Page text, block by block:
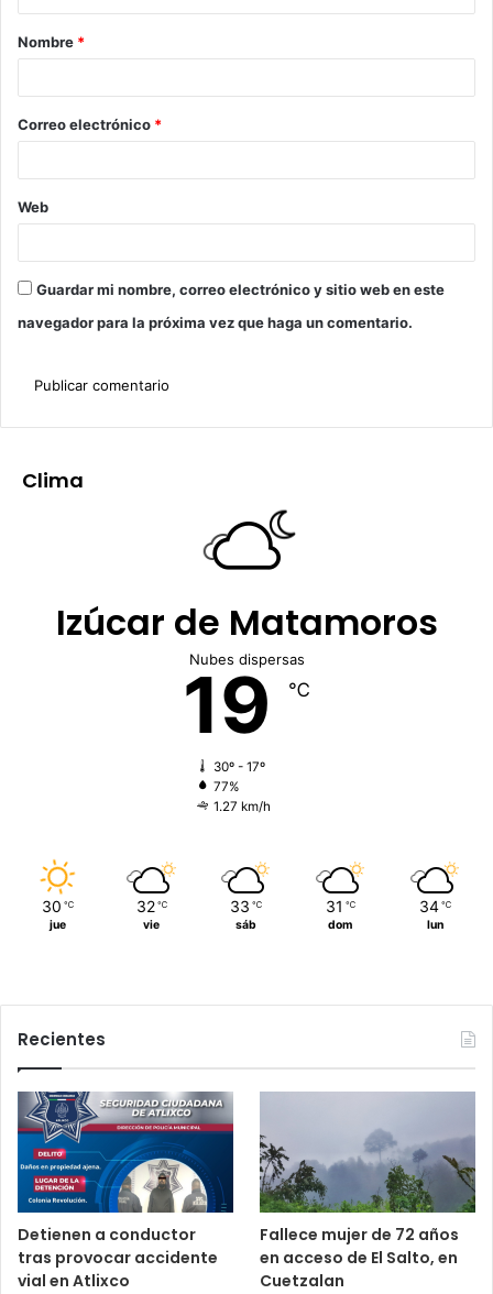
Nombre *
Correo electrónico *
Web
Guardar mi nombre, correo electrónico y sitio web en este
navegador para la próxima vez que haga un comentario.
Clima
Izúcar de Matamoros
Nubes dispersas
19 ℃
30º - 17º
77%
1.27 km/h
30 ℃
jue
32 ℃
vie
33 ℃
sáb
31 ℃
dom
34 ℃
lun
Recientes
Detienen a conductor
tras provocar accidente
vial en Atlixco
Fallece mujer de 72 años
en acceso de El Salto, en
Cuetzalan